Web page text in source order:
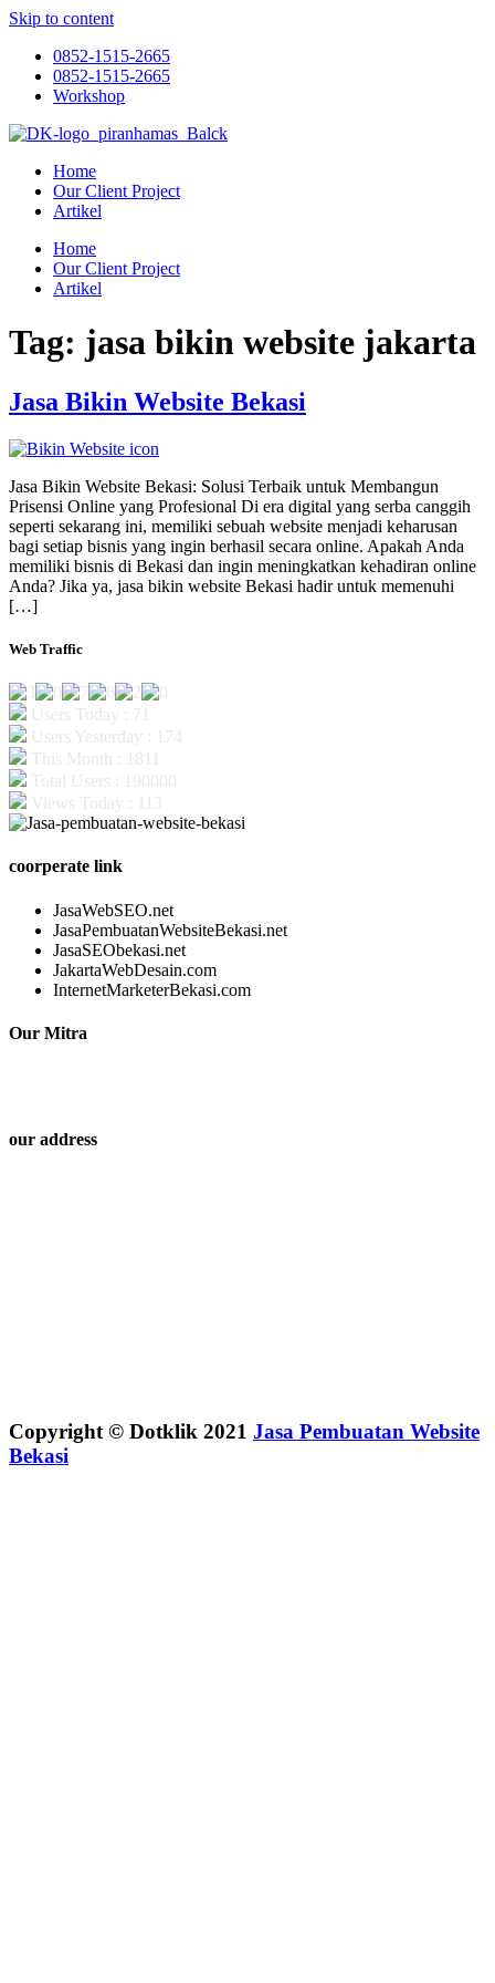
Skip to content
0852-1515-2665
0852-1515-2665
Workshop
Home
Our Client Project
Artikel
Home
Our Client Project
Artikel
Tag: jasa bikin website jakarta
Jasa Bikin Website Bekasi
Jasa Bikin Website Bekasi: Solusi Terbaik untuk Membangun
Prisensi Online yang Profesional Di era digital yang serba canggih
seperti sekarang ini, memiliki sebuah website menjadi keharusan
bagi setiap bisnis yang ingin berhasil secara online. Apakah Anda
memiliki bisnis di Bekasi dan ingin meningkatkan kehadiran online
Anda? Jika ya, jasa bikin website Bekasi hadir untuk memenuhi
[…]
Web Traffic
coorperate link
JasaWebSEO.net
JasaPembuatanWebsiteBekasi.net
JasaSEObekasi.net
JakartaWebDesain.com
InternetMarketerBekasi.com
Our Mitra
our address
Copyright © Dotklik 2021 Jasa Pembuatan Website
Bekasi